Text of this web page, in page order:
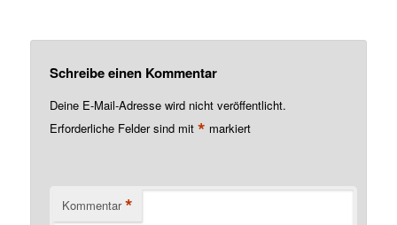
Schreibe einen Kommentar
Deine E-Mail-Adresse wird nicht veröffentlicht.
Erforderliche Felder sind mit* markiert
Kommentar *